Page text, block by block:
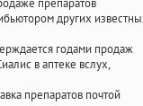
препаратов
других
годами продаж
в аптеке вслух,
препаратов почтой